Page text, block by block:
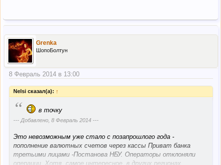
Grenka
ШопоБолтун
8 Февраль 2014 в 13:00
Nelsi сказал(а): ↑
“ в точку
--- Добавлено, 8 Февраль 2014 ---
Это невозможным уже стало с позапрошлого года -
пополнение валютных счетов через кассы Приват банка
третьими лицами -Постанова НБУ. Операторы отклоняли
операции. Хотя, самое интересное, в других регионах